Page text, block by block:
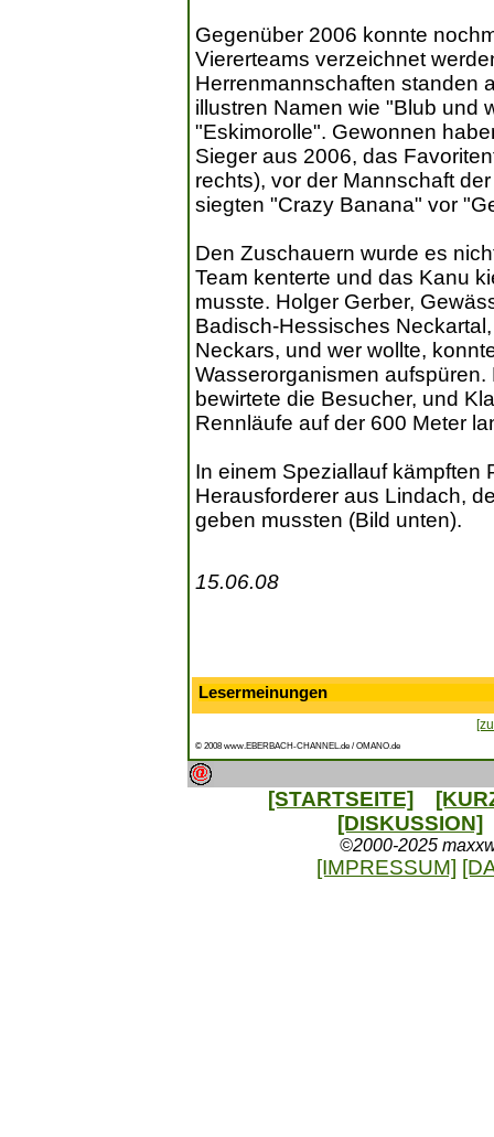
Gegenüber 2006 konnte
Viererteams verzeichnet
Herrenmannschaften standen
illustren Namen wie "Blub und
"Eskimorolle". Gewonnen
Sieger aus 2006, das
rechts), vor der Mannschaft
siegten "Crazy Banana" vor
Den Zuschauern wurde es
Team kenterte und das Kanu
musste. Holger Gerber,
Badisch-Hessisches
Neckars, und wer wollte,
Wasserorganismen
bewirtete die Besucher, und
Rennläufe auf der 600 Meter
In einem Speziallauf kämpften
Herausforderer aus Lindach,
geben mussten (Bild unten).
15.06.08
Lesermeinungen
© 2008 www.EBERBACH-CHANNEL.de / OMANO.de
[STARTSEITE]
[DISKUSSION]
©2000-2025
[IMPRESSUM]